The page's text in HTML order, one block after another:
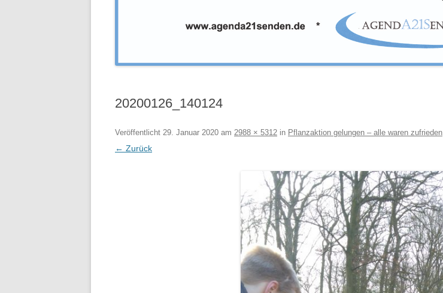
20200126_140124
Veröffentlicht 29. Januar 2020 am 2988 × 5312 in Pflanzaktion gelungen – alle waren zufrieden
← Zurück